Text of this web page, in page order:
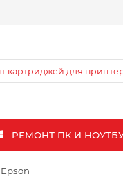
РЕМОНТ ПК И